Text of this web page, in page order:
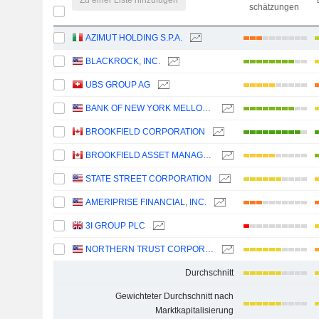
schätzungen
AZIMUT HOLDING S.P.A.
BLACKROCK, INC.
UBS GROUP AG
BANK OF NEW YORK MELLON CORPORATION (THE)
BROOKFIELD CORPORATION
BROOKFIELD ASSET MANAGEMENT LTD.
STATE STREET CORPORATION
AMERIPRISE FINANCIAL, INC.
3I GROUP PLC
NORTHERN TRUST CORPORATION
Durchschnitt
Gewichteter Durchschnitt nach
Marktkapitalisierung